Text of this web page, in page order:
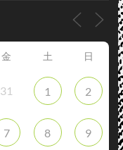
金 土 日
31 1 2
7 8 9